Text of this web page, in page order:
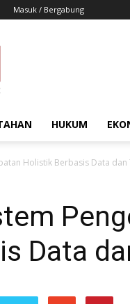
Masuk / Bergabung
HUKUM
Holistik Berbasis Data dan
Data